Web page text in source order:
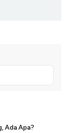
Ada Apa?